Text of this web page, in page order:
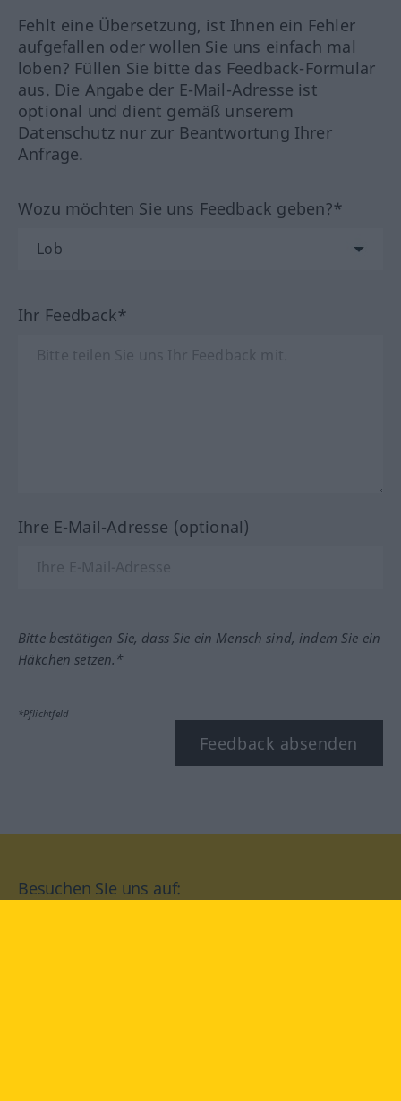
Fehlt eine Übersetzung, ist Ihnen ein Fehler
aufgefallen oder wollen Sie uns einfach mal
loben? Füllen Sie bitte das Feedback-Formular
aus. Die Angabe der E-Mail-Adresse ist
optional und dient gemäß unserem
Datenschutz nur zur Beantwortung Ihrer
Anfrage.
Wozu möchten Sie uns Feedback geben?*
Ihr Feedback*
Ihre E-Mail-Adresse (optional)
Bitte bestätigen Sie, dass Sie ein Mensch sind, indem Sie ein
Häkchen setzen.*
*Pflichtfeld
Feedback absenden
Besuchen Sie uns auf: